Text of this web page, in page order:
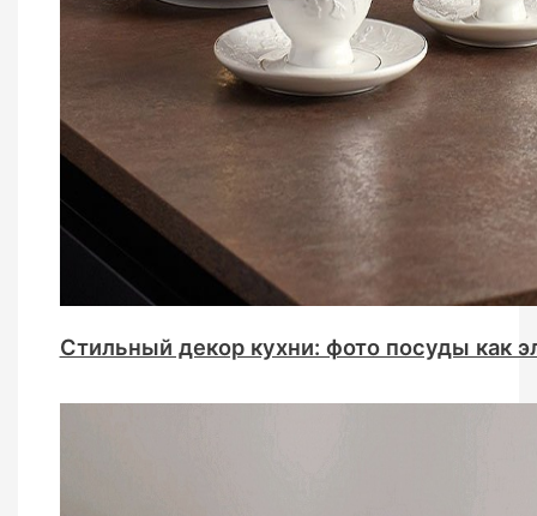
Стильный декор кухни: фото посуды как